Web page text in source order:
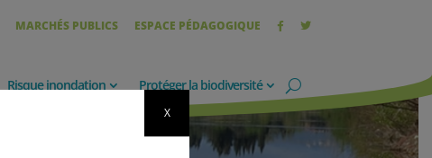
MARCHÉS PUBLICS ESPACE PÉDAGOGIQUE
Risque inondation Protéger la biodiversité
X